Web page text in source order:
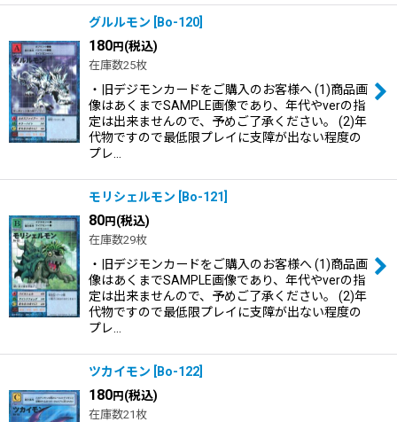
グルルモン Bo-120
180円(税込)
在庫数25枚
・旧デジモンカードをご購入のお客様へ (1)商品画
像はあくまでSAMPLE画像であり、年代やverの指
定は出来ませんので、予めご了承ください。 (2)年
代物ですので最低限プレイに支障が出ない程度の
プレ…
モリシェルモン Bo-121
80円(税込)
在庫数29枚
・旧デジモンカードをご購入のお客様へ (1)商品画
像はあくまでSAMPLE画像であり、年代やverの指
定は出来ませんので、予めご了承ください。 (2)年
代物ですので最低限プレイに支障が出ない程度の
プレ…
ツカイモン Bo-122
180円(税込)
在庫数21枚